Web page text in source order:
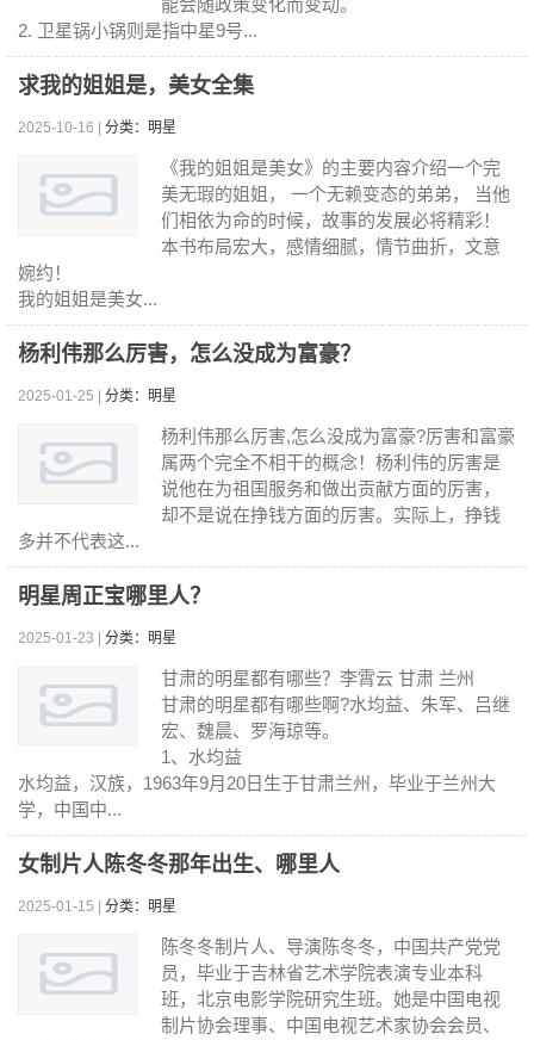
能会随政策变化而变动。
2. 卫星锅小锅则是指中星9号...
求我的姐姐是，美女全集
2025-10-16 | 分类：明星
《我的姐姐是美女》的主要内容介绍一个完
美无瑕的姐姐， 一个无赖变态的弟弟， 当他
们相依为命的时候，故事的发展必将精彩！
本书布局宏大，感情细腻，情节曲折，文意
婉约！
我的姐姐是美女...
杨利伟那么厉害，怎么没成为富豪？
2025-01-25 | 分类：明星
杨利伟那么厉害,怎么没成为富豪?厉害和富豪
属两个完全不相干的概念！杨利伟的厉害是
说他在为祖国服务和做出贡献方面的厉害，
却不是说在挣钱方面的厉害。实际上，挣钱
多并不代表这...
明星周正宝哪里人？
2025-01-23 | 分类：明星
甘肃的明星都有哪些？李霄云 甘肃 兰州
甘肃的明星都有哪些啊?水均益、朱军、吕继
宏、魏晨、罗海琼等。
1、水均益
水均益，汉族，1963年9月20日生于甘肃兰州，毕业于兰州大
学，中国中...
女制片人陈冬冬那年出生、哪里人
2025-01-15 | 分类：明星
陈冬冬制片人、导演陈冬冬，中国共产党党
员，毕业于吉林省艺术学院表演专业本科
班，北京电影学院研究生班。她是中国电视
制片协会理事、中国电视艺术家协会会员、